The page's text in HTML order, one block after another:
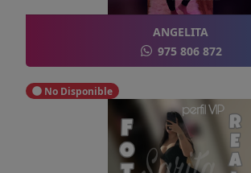
ANGELITA
975 806 872
No Disponible